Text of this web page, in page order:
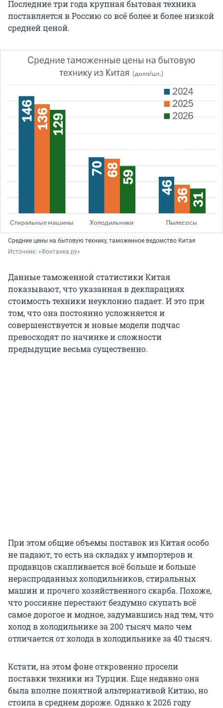
Последние три года крупная бытовая техника
поставляется в Россию со всё более и более низкой
средней ценой.
Средние цены на бытовую технику, таможенное ведомство Китая
Источник: «Фонтанка.ру»
Данные таможенной статистики Китая
показывают, что указанная в декларациях
стоимость техники неуклонно падает. И это при
том, что она постоянно усложняется и
совершенствуется и новые модели подчас
превосходят по начинке и сложности
предыдущие весьма существенно.
При этом общие объемы поставок из Китая особо
не падают, то есть на складах у импортеров и
продавцов скапливается всё больше и больше
нераспроданных холодильников, стиральных
машин и прочего хозяйственного скарба. Похоже,
что россияне перестают бездумно скупать всё
самое дорогое и модное, задумавшись над тем, что
холод в холодильнике за 200 тысяч мало чем
отличается от холода в холодильнике за 40 тысяч.
Кстати, на этом фоне откровенно просели
поставки техники из Турции. Еще недавно она
была вполне понятной альтернативой Китаю, но
стоила в среднем дороже. Однако к 2026 году